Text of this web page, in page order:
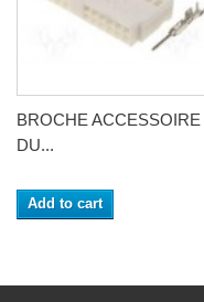
BROCHE ACCESSOIRE
DU...
Add to cart